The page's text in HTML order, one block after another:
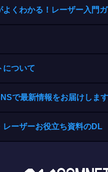
よくわかる！レーザー入門
について
で最新情報をお届けします
レーザーお役立ち資料のDL